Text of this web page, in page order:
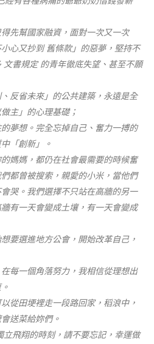
先幫國家融資，面對一次又一次
小心又抄到 舊條款」的惡夢，堅持不
書規定 的青年徹底失望、甚至不願
反省未來」的公共建築，永遠是全
主」的心理基礎；
夢想。完全忘掉自己、奮力一搏的
「創新」。
媽媽，都仍在社會最需要的時候奮
都曾被搜索，親愛的小米，當他們
哭。我們選擇不只站在高牆的另一
有一天會變成土壤，有一天會變成
要選進地方公會，開始改革自己，
每一個角落努力，我相信從理想出
從田埂裡走一段路回家，稻浪中，
送菜給妳們。
飛翔的時刻，請不要忘記，幸運做